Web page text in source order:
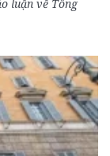
luận về Tông